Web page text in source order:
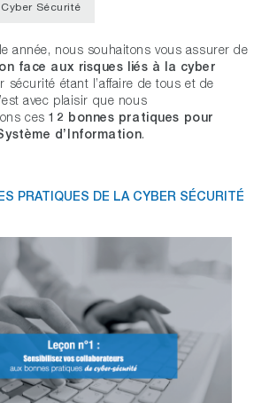
Cyber Sécurité
année, nous souhaitons vous assurer de
face aux risques liés à la cyber
sécurité étant l’affaire de tous et de
avec plaisir que nous
ces12 bonnes pratiques pour
d’Information.
PRATIQUES DE LA CYBER SÉCURITÉ